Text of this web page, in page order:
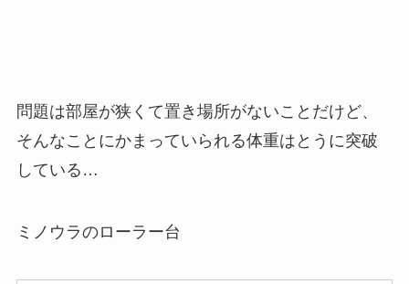
問題は部屋が狭くて置き場所がないことだけど、
そんなことにかまっていられる体重はとうに突破
している…
ミノウラのローラー台